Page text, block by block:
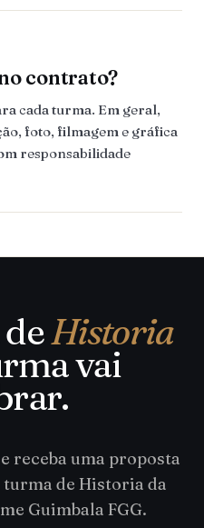
contrato?
cada turma. Em geral,
foto, filmagem e gráfica
responsabilidade
Historia
vai
receba uma proposta
de Historia da
Guimbala FGG.